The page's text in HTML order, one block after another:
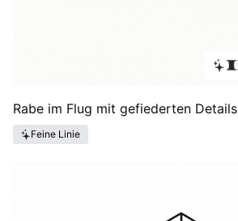
Rabe im Flug mit gefiederten Details
Feine Linie